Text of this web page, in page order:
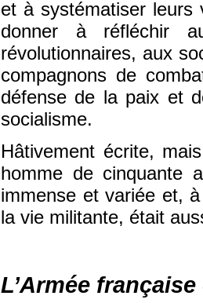
et à systématiser leurs
donner à réfléchir
révolutionnaires, aux
compagnons de
défense de la paix et
socialisme.
Hâtivement écrite,
homme de cinquante
immense et variée et,
la vie militante, était
L’Armée